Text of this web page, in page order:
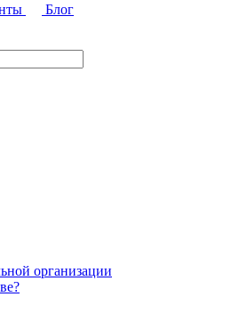
Блог
организации